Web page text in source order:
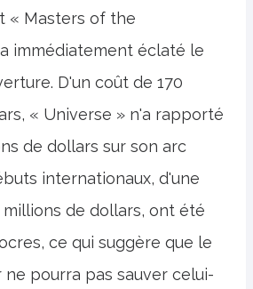
« Masters of the
immédiatement éclaté le
D'un coût de 170
« Universe » n'a rapporté
de dollars sur son arc
internationaux, d'une
millions de dollars, ont été
ce qui suggère que le
pourra pas sauver celui-